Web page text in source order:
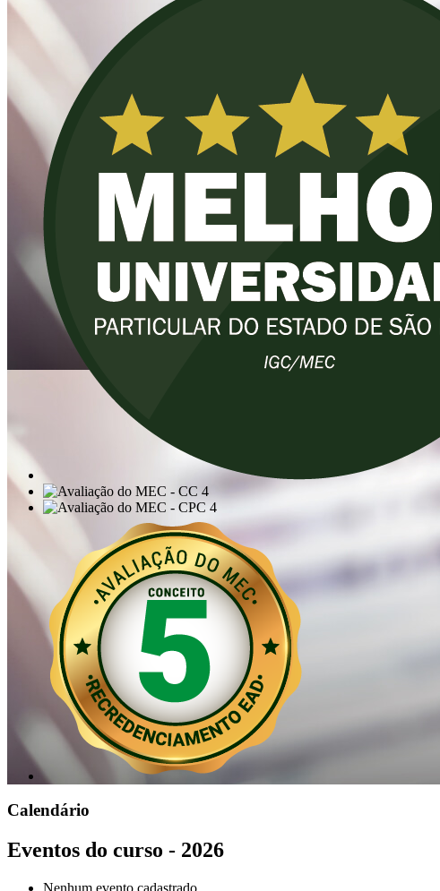
Calendário
Eventos do curso - 2026